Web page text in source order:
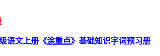
语文上册《涂重点》基础知识字词预习册